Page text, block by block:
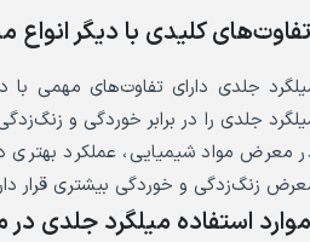
تفاوت‌های کلیدی با دیگر انواع
جلدی دارای تفاوت‌های مهمی
جلدی را در برابر خوردگی و
معرض مواد شیمیایی، عملکرد
زنگ‌زدگی و خوردگی بیشتری قرار
موارد استفاده میلگرد جلدی در